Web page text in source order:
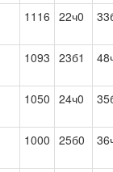
1116 22ч0
1093 23б1
1050 24ч0
1000 25б0